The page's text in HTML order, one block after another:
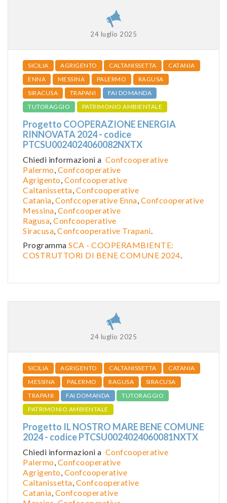
24 luglio 2025
SICILIA AGRIGENTO CALTANISSETTA
CATANIA
ENNA
MESSINA PALERMO
RAGUSA
SIRACUSA
TRAPANI
FAI DOMANDA
TUTORAGGIO
PATRIMONIO AMBIENTALE
Progetto COOPERAZIONE ENERGIA
RINNOVATA 2024 - codice
PTCSU0024024060082NXTX
Chiedi informazioni a Confcooperative
Palermo, Confcooperative
Agrigento, Confcooperative
Caltanissetta, Confcooperative
Catania, Confccoperative Enna, Confcooperative
Messina, Confcooperative
Ragusa, Confcooperative
Siracusa, Confcooperative Trapani.
Programma SCA - COOPERAMBIENTE:
COSTRUTTORI DI BENE COMUNE 2024.
24 luglio 2025
SICILIA AGRIGENTO CALTANISSETTA
CATANIA
MESSINA
PALERMO RAGUSA
SIRACUSA
TRAPANI
FAI DOMANDA
TUTORAGGIO
PATRIMONIO AMBIENTALE
Progetto IL NOSTRO MARE BENE COMUNE
2024 - codice PTCSU0024024060081NXTX
Chiedi informazioni a Confcooperative
Palermo, Confcooperative
Agrigento, Confcooperative
Caltanissetta, Confcooperative
Catania, Confcooperative